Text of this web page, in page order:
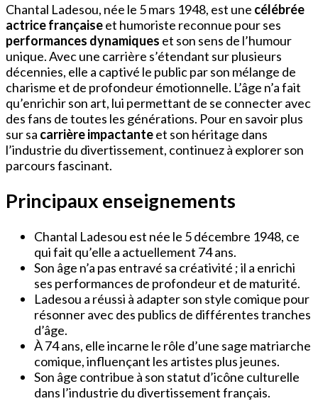
Chantal Ladesou, née le 5 mars 1948, est une célébrée
actrice françaiseet humoriste reconnue pour ses
performances dynamiques et son sens de l’humour
unique. Avec une carrière s’étendant sur plusieurs
décennies, elle a captivé le public par son mélange de
charisme et de profondeur émotionnelle. L’âge n’a fait
qu’enrichir son art, lui permettant de se connecter avec
des fans de toutes les générations. Pour en savoir plus
sur sa carrière impactanteet son héritage dans
l’industrie du divertissement, continuez à explorer son
parcours fascinant.
Principaux enseignements
Chantal Ladesou est née le 5 décembre 1948, ce
qui fait qu’elle a actuellement 74 ans.
Son âge n’a pas entravé sa créativité ; il a enrichi
ses performances de profondeur et de maturité.
Ladesou a réussi à adapter son style comique pour
résonner avec des publics de différentes tranches
d’âge.
À 74 ans, elle incarne le rôle d’une sage matriarche
comique, influençant les artistes plus jeunes.
Son âge contribue à son statut d’icône culturelle
dans l’industrie du divertissement français.